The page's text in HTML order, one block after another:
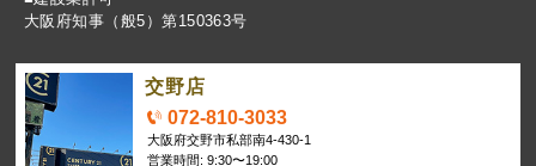
大阪府知事（般5）第150363号
交野店
072-810-3033
大阪府交野市私部南4-430-1
営業時間: 9:30〜19:00